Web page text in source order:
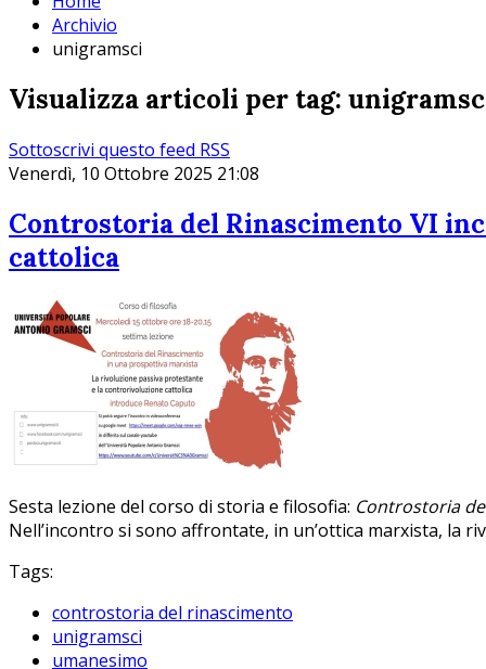
Archivio
unigramsci
Visualizza articoli per tag:
Sottoscrivi questo feed RSS
Venerdì, 10 Ottobre 2025 21:08
Controstoria del Rinascimento VI
cattolica
Sesta lezione del corso di storia e filosofia: Controstoria
Nell’incontro si sono affrontate, in un’ottica marxista, la
Tags:
controstoria del rinascimento
unigramsci
umanesimo